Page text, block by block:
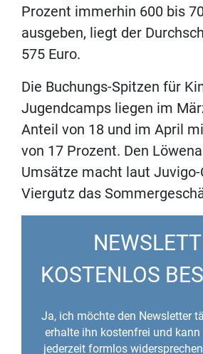
Prozent immerhin 600 bis
ausgeben, liegt der
575 Euro.
Die Buchungs-Spitzen für
Jugendcamps liegen im
Anteil von 18 und im April
von 17 Prozent. Den
Umsätze macht laut Juvigo-
Viergutz das
KOSTENLOS
Ja, ich möchte den Newsletter
erhalte ihn kostenfrei und kann
jederzeit formlos